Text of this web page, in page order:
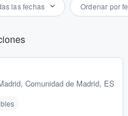
las fechas Ordenar por
Comunidad de Madrid, ES